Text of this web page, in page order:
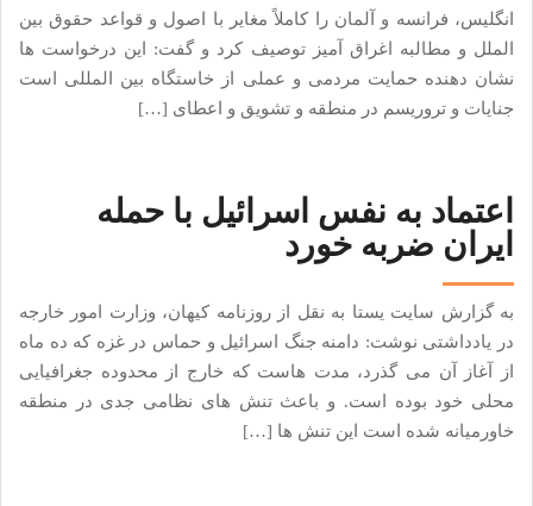
انگلیس، فرانسه و آلمان را کاملاً مغایر با اصول و قواعد حقوق بین
الملل و مطالبه اغراق آمیز توصیف کرد و گفت: این درخواست ها
نشان دهنده حمایت مردمی و عملی از خاستگاه بین المللی است
جنایات و تروریسم در منطقه و تشویق و اعطای […]
اعتماد به نفس اسرائیل با حمله
ایران ضربه خورد
به گزارش سایت یستا به نقل از روزنامه کیهان، وزارت امور خارجه
در یادداشتی نوشت: دامنه جنگ اسرائیل و حماس در غزه که ده ماه
از آغاز آن می گذرد، مدت هاست که خارج از محدوده جغرافیایی
محلی خود بوده است. و باعث تنش های نظامی جدی در منطقه
خاورمیانه شده است این تنش ها […]